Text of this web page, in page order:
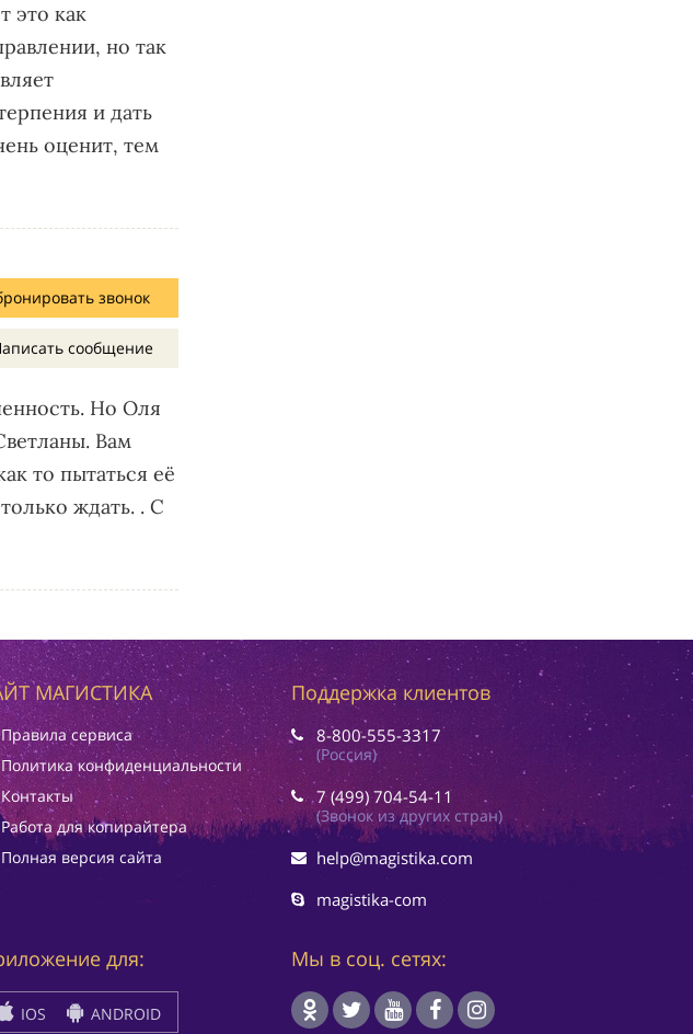
это как
но так
и дать
оценит, тем
звонок
сообщение
Но Оля
Вам
то пытаться её
ждать. . С
МАГИСТИКА
Правила сервиса
Политика конфиденциальности
Контакты
Работа для копирайтера
Полная версия сайта
Поддержка клиентов
8-800-555-3317
(Россия)
7 (499) 704-54-11
(Звонок из других стран)
help@magistika.com
magistika-com
для:
IOS ANDROID
Мы в соц. сетях: